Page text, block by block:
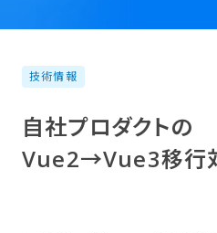
技術情報
自社プロダクトの​
Vue2→Vue3移行